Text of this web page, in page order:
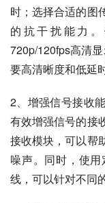
时；选择合适的图
的抗干扰能力
720p/120fps高清
要高清晰度和低延
2、增强信号接收
有效增强信号的接
接收模块，可以帮
噪声。同时，使
线，可以针对不同